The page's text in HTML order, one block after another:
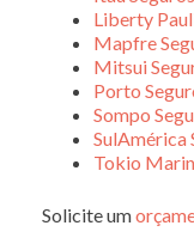
Liberty
Mapfre
Mitsui
Porto
Sompo
SulAmérica
Tokio
Solicite um